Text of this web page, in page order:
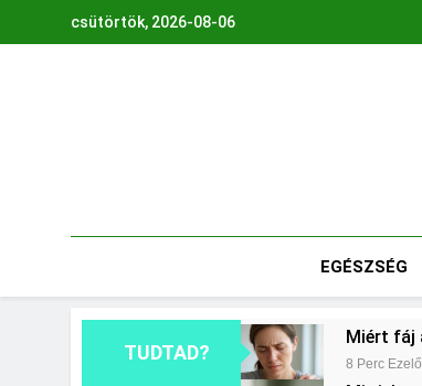
csütörtök, 2026-08-06
EGÉSZSÉG
TUDTAD?
Miért fáj
8 Perc